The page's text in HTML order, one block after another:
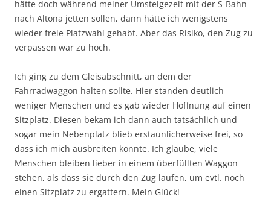
hätte doch während meiner Umsteigezeit mit der S-Bahn
nach Altona jetten sollen, dann hätte ich wenigstens
wieder freie Platzwahl gehabt. Aber das Risiko, den Zug zu
verpassen war zu hoch.
Ich ging zu dem Gleisabschnitt, an dem der
Fahrradwaggon halten sollte. Hier standen deutlich
weniger Menschen und es gab wieder Hoffnung auf einen
Sitzplatz. Diesen bekam ich dann auch tatsächlich und
sogar mein Nebenplatz blieb erstaunlicherweise frei, so
dass ich mich ausbreiten konnte. Ich glaube, viele
Menschen bleiben lieber in einem überfüllten Waggon
stehen, als dass sie durch den Zug laufen, um evtl. noch
einen Sitzplatz zu ergattern. Mein Glück!